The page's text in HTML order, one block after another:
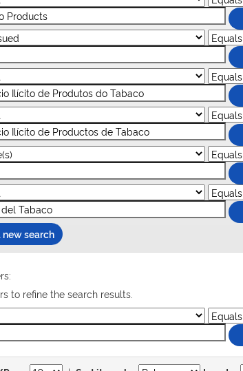
new search
to refine the search results.